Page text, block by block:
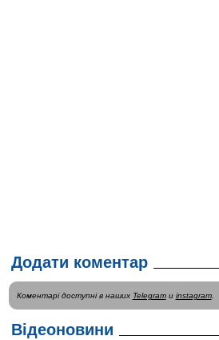
Додати коментар
Коментарі доступні в наших Telegramи instagram.
Відеоновини